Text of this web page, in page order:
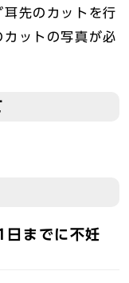
先のカットを行
ットの写真が必
までに不妊